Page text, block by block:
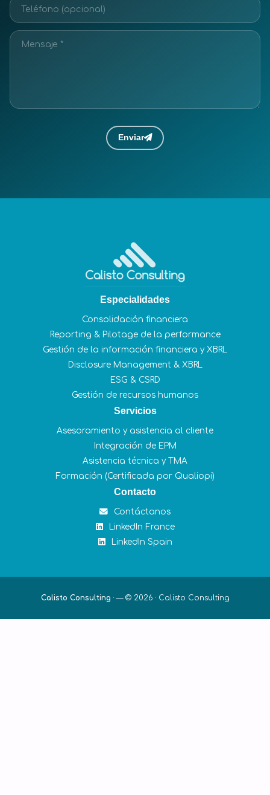
Enviar
Especialidades
Consolidación financiera
Reporting & Pilotage de la performance
Gestión de la información financiera y XBRL
Disclosure Management & XBRL
ESG & CSRD
Gestión de recursos humanos
Servicios
Asesoramiento y asistencia al cliente
Integración de EPM
Asistencia técnica y TMA
Formación (Certificada por Qualiopi)
Contacto
Contáctanos
LinkedIn France
LinkedIn Spain
Calisto Consulting ·— © 2026 · Calisto Consulting